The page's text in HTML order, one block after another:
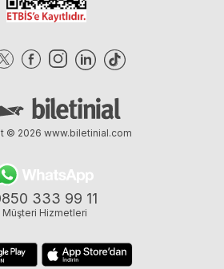
333 99 11
Müşteri Hizmetleri
© 2026 www.biletinial.com